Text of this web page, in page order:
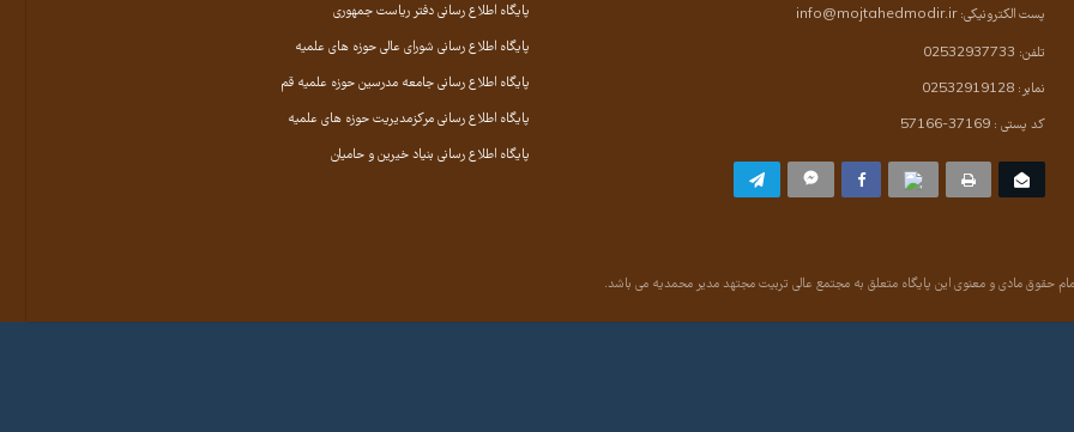
پست الکترونیکی:info@mojtahedmodir.ir
تلفن: 02532937733
نمابر: 02532919128
کد پستی : 37169-57166
پایگاه اطلاع رسانی دفتر ریاست جمهوری
پایگاه اطلاع رسانی شورای عالی حوزه های علمیه
پایگاه اطلاع رسانی جامعه مدرسین حوزه علمیه قم
پایگاه اطلاع رسانی مرکزمدیریت حوزه های علمیه
پایگاه اطلاع رسانی بنیاد خیرین و حامیان
حقوق مادی و معنوی این پایگاه متعلق به مجتمع عالی تربیت مجتهد مدیر محمدیه می باشد.